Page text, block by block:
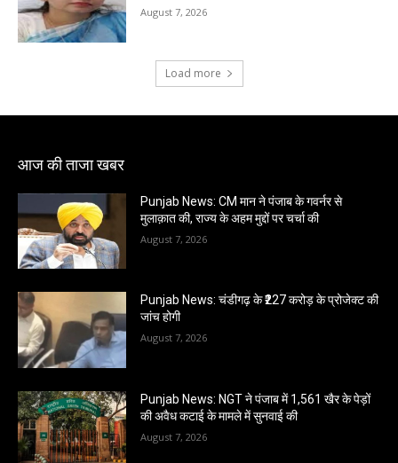
August 7, 2026
Load more
आज की ताजा खबर
Punjab News: CM मान ने पंजाब के गवर्नर से
मुलाक़ात की, राज्य के अहम मुद्दों पर चर्चा की
August 7, 2026
Punjab News: चंडीगढ़ के ₹227 करोड़ के प्रोजेक्ट की
जांच होगी
August 7, 2026
Punjab News: NGT ने पंजाब में 1,561 खैर के पेड़ों
की अवैध कटाई के मामले में सुनवाई की
August 7, 2026